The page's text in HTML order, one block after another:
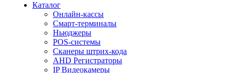
Каталог
Онлайн-кассы
Смарт-терминалы
Ньюджеры
POS-системы
Сканеры штрих-кода
AHD Регистраторы
IP Видеокамеры